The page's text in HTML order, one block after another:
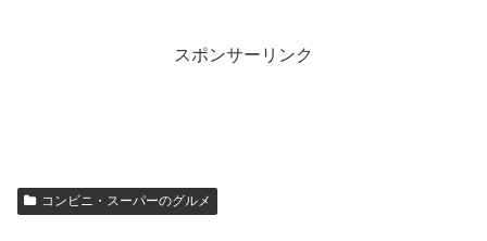
スポンサーリンク
コンビニ・スーパーのグルメ